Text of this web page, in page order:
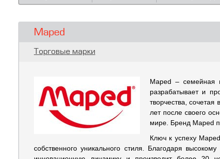
Maped
Вы здесь
Торговые марки
Maped – семейная
разрабатывает и
творчества,
лет после своего
мире. Бренд Maped
Ключ к успеху
собственного уникального стиля. Благодаря